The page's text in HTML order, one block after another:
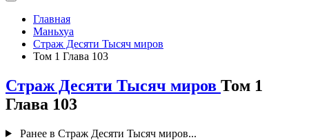
Главная
Маньхуа
Страж Десяти Тысяч миров
Том 1 Глава 103
Страж Десяти Тысяч миров Том 1
Глава 103
Ранее в Страж Десяти Тысяч миров...